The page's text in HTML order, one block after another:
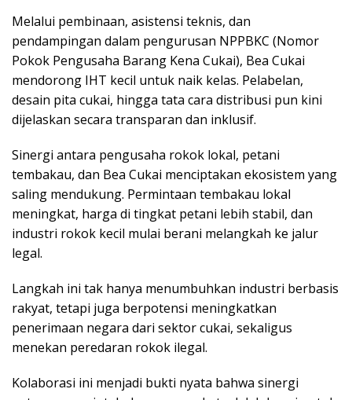
Melalui pembinaan, asistensi teknis, dan
pendampingan dalam pengurusan NPPBKC (Nomor
Pokok Pengusaha Barang Kena Cukai), Bea Cukai
mendorong IHT kecil untuk naik kelas. Pelabelan,
desain pita cukai, hingga tata cara distribusi pun kini
dijelaskan secara transparan dan inklusif.
Sinergi antara pengusaha rokok lokal, petani
tembakau, dan Bea Cukai menciptakan ekosistem yang
saling mendukung. Permintaan tembakau lokal
meningkat, harga di tingkat petani lebih stabil, dan
industri rokok kecil mulai berani melangkah ke jalur
legal.
Langkah ini tak hanya menumbuhkan industri berbasis
rakyat, tetapi juga berpotensi meningkatkan
penerimaan negara dari sektor cukai, sekaligus
menekan peredaran rokok ilegal.
Kolaborasi ini menjadi bukti nyata bahwa sinergi